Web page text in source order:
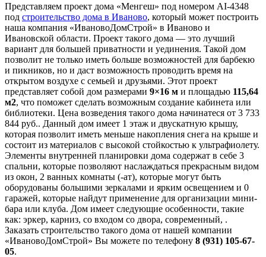
Представляем проект дома «Менгеш» под номером AI-4348
под строительство дома в Иваново, который может построить
наша компания «ИвановоДомСтрой» в Иваново и
Ивановской области. Проект такого дома — это лучший
вариант для большей приватности и уединения. Такой дом
позволит не только иметь больше возможностей для барбекю
и пикников, но и даст возможность проводить время на
открытом воздухе с семьей и друзьями. Этот проект
представляет собой дом размерами 9×16 м и площадью 115,64
м2, что поможет сделать возможным создание кабинета или
библиотеки. Цена возведения такого дома начинатеся от 3 733
844 руб.. Данный дом имеет 1 этаж и двускатную крышу,
которая позволит иметь меньше накопления снега на крыше и
состоит из материалов с высокой стойкостью к ультрафиолету.
Элементы внутренней планировки дома содержат в себе 3
спальни, которые позволяют наслаждаться прекрасным видом
из окон, 2 ванных комнаты (-ат), которые могут быть
оборудованы большими зеркалами и ярким освещением и 0
гаражей, которые найдут применение для организации мини-
бара или клуба. Дом имеет следующие особенности, такие
как: эркер, карниз, со входом со двора, современный, .
Заказать строительство такого дома от нашей компании
«ИвановоДомСтрой» Вы можете по телефону 8 (931) 105-67-
05.